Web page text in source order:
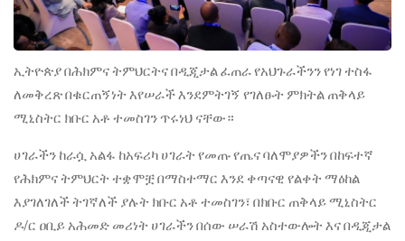
ኢትዮጵያ በሕክምና ትምህርትና በዲጂታል ፈጠራ የአህጉራችንን የነገ ተስፋ
ለመቅረጽ በቁርጠኝነት እየሠራች እንደምትገኝ የገለፁት ምክትል ጠቅላይ
ሚኒስትር ክቡር አቶ ተመስገን ጥሩነህ ናቸው።
ሀገራችን ከራሷ አልፋ ከአፍሪካ ሀገራት የመጡ የጤና ባለሞያዎችን በከፍተኛ
የሕክምና ትምህርት ተቋሞቿ በማስተማር እንደ ቀጣናዊ የልቀት ማዕከል
እያገለገለች ትገኛለች ያሉት ክቡር አቶ ተመስገን፣ በክቡር ጠቅላይ ሚኒስትር
ዶ/ር ዐቢይ አሕመድ መሪነት ሀገራችን በሰው ሠራሽ አስተውሎት እና በዲጂታል